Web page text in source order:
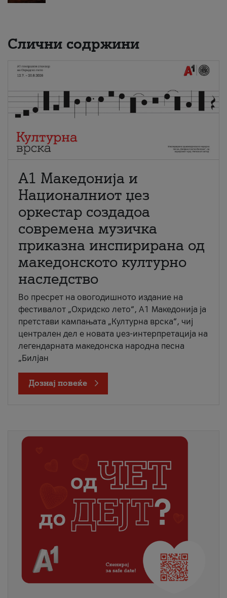
Слични содржини
А1 Македонија и
Националниот џез
оркестар создадоа
современа музичка
приказна инспирирана од
македонското културно
наследство
Во пресрет на овогодишното издание на
фестивалот „Охридско лето“, А1 Македонија ја
претстави кампањата „Културна врска“, чиј
централен дел е новата џез-интерпретација на
легендарната македонска народна песна
„Билјан
Дознај повеќе